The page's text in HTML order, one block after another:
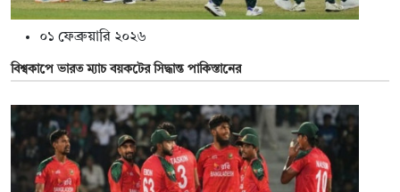
০১ ফেব্রুয়ারি ২০২৬
বিশ্বকাপে ভারত ম্যাচ বয়কটের সিদ্ধান্ত পাকিস্তানের